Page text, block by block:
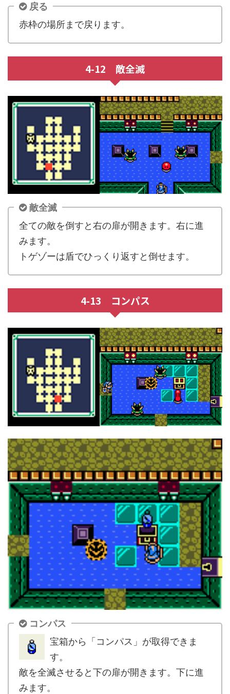
戻る
赤枠の場所まで戻ります。
4-12 敵全滅
敵全滅
全ての敵を倒すと右の扉が開きます。右に進
みます。
トゲゾーは盾でひっくり返すと倒せます。
4-13 コンパス
コンパス
宝箱から「コンパス」が取得できま
す。
敵を全滅させると下の扉が開きます。下に進
みます。